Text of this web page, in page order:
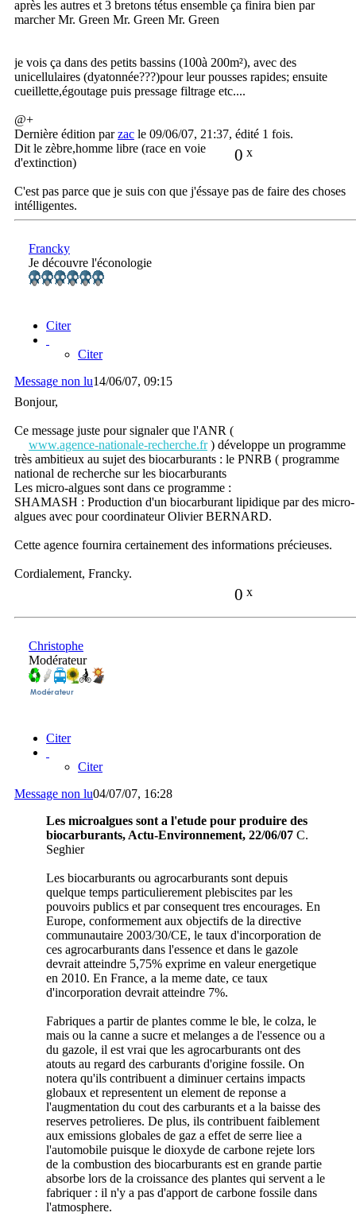
après les autres et 3 bretons tétus ensemble ça finira bien par
marcher Mr. Green Mr. Green Mr. Green
je vois ça dans des petits bassins (100à 200m²), avec des
unicellulaires (dyatonnée???)pour leur pousses rapides; ensuite
cueillette,égoutage puis pressage filtrage etc....
@+
Dernière édition parzac le 09/06/07, 21:37, édité 1 fois.
0 x
Dit le zèbre,homme libre (race en voie
d'extinction)
C'est pas parce que je suis con que j'éssaye pas de faire des choses
intélligentes.
Francky
Je découvre l'éconologie
Citer
Citer
Message non lu14/06/07, 09:15
Bonjour,
Ce message juste pour signaler que l'ANR (
www.agence-nationale-recherche.fr) développe un programme
très ambitieux au sujet des biocarburants : le PNRB ( programme
national de recherche sur les biocarburants
Les micro-algues sont dans ce programme :
SHAMASH : Production d'un biocarburant lipidique par des micro-
algues avec pour coordinateur Olivier BERNARD.
Cette agence fournira certainement des informations précieuses.
Cordialement, Francky.
0 x
Christophe
Modérateur
Citer
Citer
Message non lu04/07/07, 16:28
Les microalgues sont a l'etude pour produire des
biocarburants, Actu-Environnement, 22/06/07 C.
Seghier
Les biocarburants ou agrocarburants sont depuis
quelque temps particulierement plebiscites par les
pouvoirs publics et par consequent tres encourages. En
Europe, conformement aux objectifs de la directive
communautaire 2003/30/CE, le taux d'incorporation de
ces agrocarburants dans l'essence et dans le gazole
devrait atteindre 5,75% exprime en valeur energetique
en 2010. En France, a la meme date, ce taux
d'incorporation devrait atteindre 7%.
Fabriques a partir de plantes comme le ble, le colza, le
mais ou la canne a sucre et melanges a de l'essence ou a
du gazole, il est vrai que les agrocarburants ont des
atouts au regard des carburants d'origine fossile. On
notera qu'ils contribuent a diminuer certains impacts
globaux et representent un element de reponse a
l'augmentation du cout des carburants et a la baisse des
reserves petrolieres. De plus, ils contribuent faiblement
aux emissions globales de gaz a effet de serre liee a
l'automobile puisque le dioxyde de carbone rejete lors
de la combustion des biocarburants est en grande partie
absorbe lors de la croissance des plantes qui servent a le
fabriquer : il n'y a pas d'apport de carbone fossile dans
l'atmosphere.